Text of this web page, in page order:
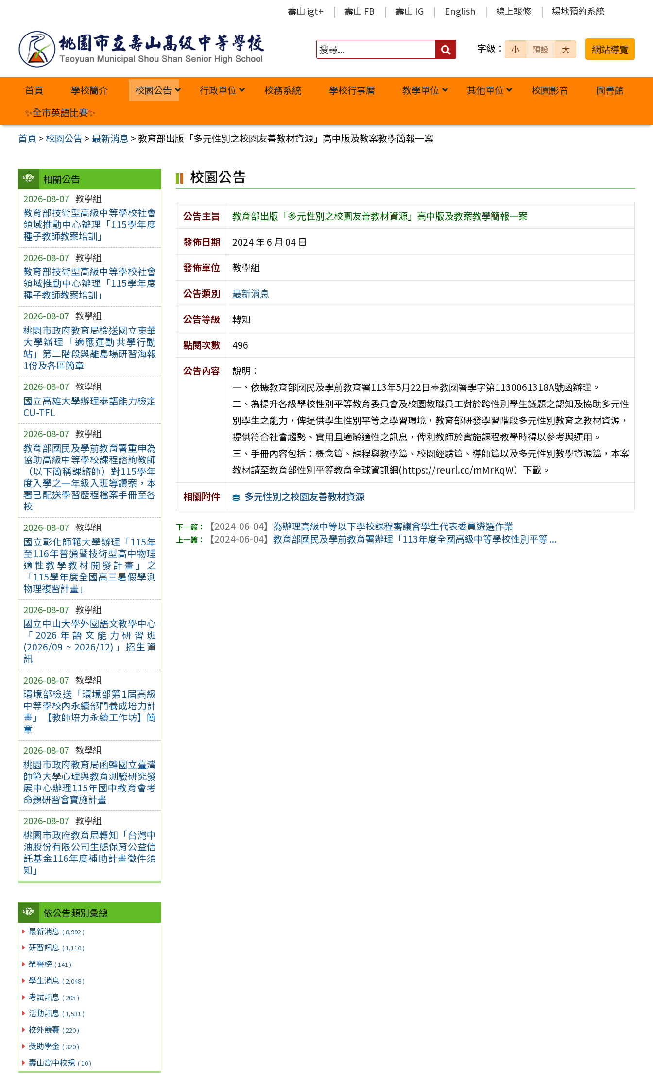
內
壽山 igt+ 壽山 FB 壽山 IG English 線上報修 場地預約系統
搜
字級： 小 預設 大 網站導覽
首頁 學校簡介 校園公告 行政單位 校務系統 學校行事曆 教學單位 其他單位 校園影音
圖書館
✨全市英語比賽✨
首頁 >校園公告 >最新消息 >教育部出版「多元性別之校園友善教材資源」高中版及教案教學簡報一案
相關公告
2026-08-07 教學組
教育部技術型高級中等學校社會
領域推動中心辦理「115學年度
種子教師教案培訓」
2026-08-07 教學組
教育部技術型高級中等學校社會
領域推動中心辦理「115學年度
種子教師教案培訓」
2026-08-07 教學組
桃園市政府教育局檢送國立東華
大學辦理「適應運動共學行動
站」第二階段與離島場研習海報
1份及各區簡章
2026-08-07 教學組
國立高雄大學辦理泰語能力檢定
CU-TFL
2026-08-07 教學組
教育部國民及學前教育署重申為
協助高級中等學校課程諮詢教師
（以下簡稱課諮師）對115學年
度入學之一年級入班導讀案，本
署已配送學習歷程檔案手冊至各
校
2026-08-07 教學組
國立彰化師範大學辦理「115年
至116年普通暨技術型高中物理
適性教學教材開發計畫」之
「115學年度全國高三暑假學測
物理複習計畫」
2026-08-07 教學組
國立中山大學外國語文教學中心
「2026年語文能力研習班
(2026/09 ~ 2026/12)」招生資
訊
2026-08-07 教學組
環境部檢送「環境部第1屆高級
中等學校內永續部門養成培力計
畫」【教師培力永續工作坊】簡
章
2026-08-07 教學組
桃園市政府教育局函轉國立臺灣
師範大學心理與教育測驗研究發
展中心辦理115年國中教育會考
命題研習會實施計畫
2026-08-07 教學組
桃園市政府教育局轉知「台灣中
油股份有限公司生態保育公益信
託基金116年度補助計畫徵件須
知」
依公告類別彙總
最新消息 ( 8,992 )
研習訊息 ( 1,110 )
榮譽榜 ( 141 )
學生消息 ( 2,048 )
考試訊息 ( 205 )
活動訊息 ( 1,531 )
校外競賽 ( 220 )
獎助學金 ( 320 )
壽山高中校規 ( 10 )
校園公告
公告主旨
教育部出版「多元性別之校園友善教材資源」高中版及教案教學簡報一案
發佈日期
2024 年 6 月 04 日
發佈單位
教學組
公告類別
最新消息
公告等級
轉知
點閱次數
496
公告內容
說明：
一、依據教育部國民及學前教育署113年5月22日臺教國署學字第1130061318A號函辦理。
二、為提升各級學校性別平等教育委員會及校園教職員工對於跨性別學生議題之認知及協助多元性
別學生之能力，俾提供學生性別平等之學習環境，教育部研發學習階段多元性別教育之教材資源，
提供符合社會趨勢、實用且適齡適性之訊息，俾利教師於實施課程教學時得以參考與運用。
三、手冊內容包括：概念篇、課程與教學篇、校園經驗篇、導師篇以及多元性別教學資源篇，本案
教材請至教育部性別平等教育全球資訊網(https://reurl.cc/mMrKqW）下載。
相關附件
多元性別之校園友善教材資源
【2024-06-04】為辦理高級中等以下學校課程審議會學生代表委員遴選作業
【2024-06-04】教育部國民及學前教育署辦理「113年度全國高級中等學校性別平等 ...